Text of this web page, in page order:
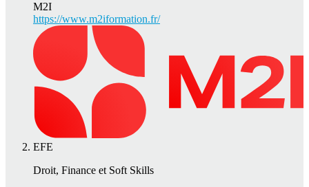
M2I
https://www.m2iformation.fr/
EFE
Droit, Finance et Soft Skills